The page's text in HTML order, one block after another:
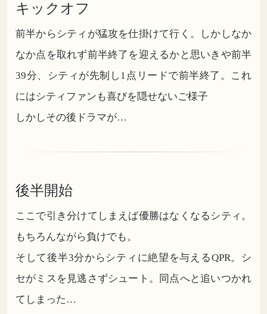
キックオフ
前半からシティが猛攻を仕掛けて行く。しかしなか
なか点を取れず前半終了を迎えるかと思いきや前半
39分、シティが先制し1点リードで前半終了。これ
にはシティファンも喜びを隠せないご様子
しかしその後ドラマが…
後半開始
ここで引き分けてしまえば優勝はなくなるシティ。
もちろんながら負けでも。
そして後半3分からシティに絶望を与えるQPR。シ
セがミスを見逃さずシュート。同点へと追いつかれ
てしまった…